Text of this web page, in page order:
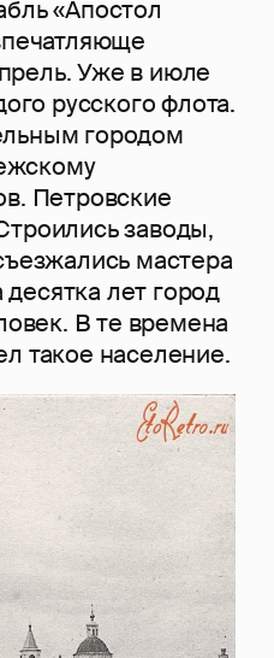
«Апостол
Уже в июле
русского флота.
городом
Петровские
заводы,
мастера
лет город
В те времена
такое население.